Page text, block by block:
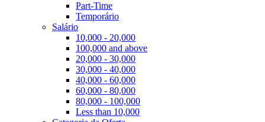
Part-Time
Temporário
Salário
10,000 - 20,000
100,000 and above
20,000 - 30,000
30,000 - 40,000
40,000 - 60,000
60,000 - 80,000
80,000 - 100,000
Less than 10,000